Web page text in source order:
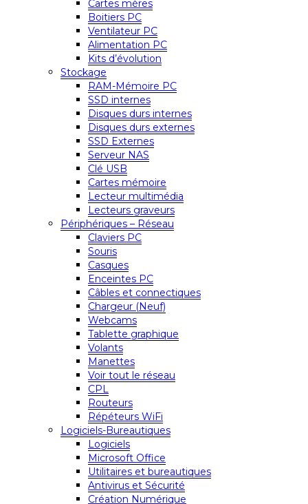
Cartes mères
Boitiers PC
Ventilateur PC
Alimentation PC
Kits d’évolution
Stockage
RAM-Mémoire PC
SSD internes
Disques durs internes
Disques durs externes
SSD Externes
Serveur NAS
Clé USB
Cartes mémoire
Lecteur multimédia
Lecteurs graveurs
Périphériques – Réseau
Claviers PC
Souris
Casques
Enceintes PC
Câbles et connectiques
Chargeur (Neuf)
Webcams
Tablette graphique
Volants
Manettes
Voir tout le réseau
CPL
Routeurs
Répéteurs WiFi
Logiciels-Bureautiques
Logiciels
Microsoft Office
Utilitaires et bureautiques
Antivirus et Sécurité
Création Numérique